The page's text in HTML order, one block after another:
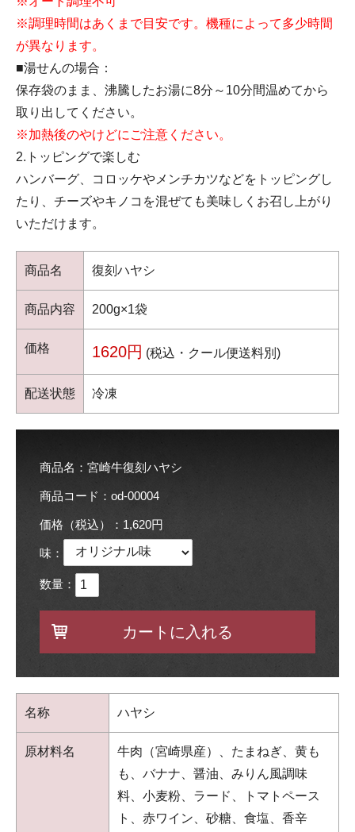
※調理時間はあくまで目安です。機種によって多少時間
が異なります。
■湯せんの場合：
保存袋のまま、沸騰したお湯に8分～10分間温めてから
取り出してください。
※加熱後のやけどにご注意ください。
2.トッピングで楽しむ
ハンバーグ、コロッケやメンチカツなどをトッピングし
たり、チーズやキノコを混ぜても美味しくお召し上がり
いただけます。
商品名 復刻ハヤシ
商品内容 200g×1袋
価格 1620円 (税込・クール便送料別)
配送状態 冷凍
商品名：宮崎牛復刻ハヤシ
商品コード：od-00004
価格（税込）：1,620円
味 ：
数量：
カートに入れる
名称 ハヤシ
原材料名
牛肉（宮崎県産）、たまねぎ、黄も
も、バナナ、醤油、みりん風調味
料、小麦粉、ラード、トマトペース
ト、赤ワイン、砂糖、食塩、香辛